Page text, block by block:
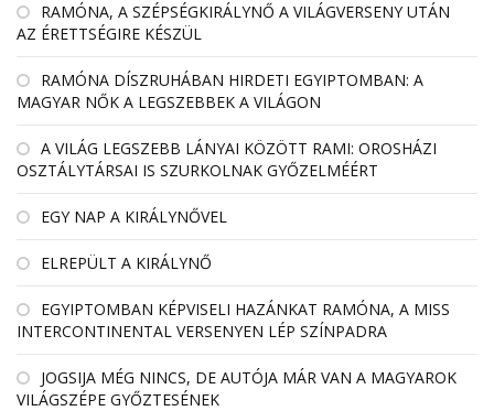
RAMÓNA, A SZÉPSÉGKIRÁLYNŐ A VILÁGVERSENY UTÁN
AZ ÉRETTSÉGIRE KÉSZÜL
RAMÓNA DÍSZRUHÁBAN HIRDETI EGYIPTOMBAN: A
MAGYAR NŐK A LEGSZEBBEK A VILÁGON
A VILÁG LEGSZEBB LÁNYAI KÖZÖTT RAMI: OROSHÁZI
OSZTÁLYTÁRSAI IS SZURKOLNAK GYŐZELMÉÉRT
EGY NAP A KIRÁLYNŐVEL
ELREPÜLT A KIRÁLYNŐ
EGYIPTOMBAN KÉPVISELI HAZÁNKAT RAMÓNA, A MISS
INTERCONTINENTAL VERSENYEN LÉP SZÍNPADRA
JOGSIJA MÉG NINCS, DE AUTÓJA MÁR VAN A MAGYAROK
VILÁGSZÉPE GYŐZTESÉNEK